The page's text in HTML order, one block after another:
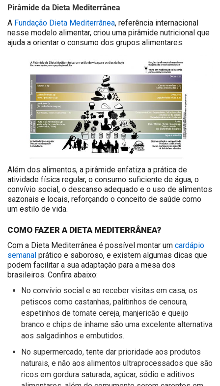
Pirâmide da Dieta Mediterrânea
A Fundação Dieta Mediterrânea, referência internacional
nesse modelo alimentar, criou uma pirâmide nutricional que
ajuda a orientar o consumo dos grupos alimentares:
Além dos alimentos, a pirâmide enfatiza a prática de
atividade física regular, o consumo suficiente de água, o
convívio social, o descanso adequado e o uso de alimentos
sazonais e locais, reforçando o conceito de saúde como
um estilo de vida.
COMO FAZER A DIETA MEDITERRÂNEA?
Com a Dieta Mediterrânea é possível montar um cardápio
semanal prático e saboroso, e existem algumas dicas que
podem facilitar a sua adaptação para a mesa dos
brasileiros. Confira abaixo:
No convívio social e ao receber visitas em casa, os
petiscos como castanhas, palitinhos de cenoura,
espetinhos de tomate cereja, manjericão e queijo
branco e chips de inhame são uma excelente alternativa
aos salgadinhos e embutidos.
No supermercado, tente dar prioridade aos produtos
naturais, e não aos alimentos ultraprocessados que são
ricos em gordura saturada, açúcar, sódio e aditivos